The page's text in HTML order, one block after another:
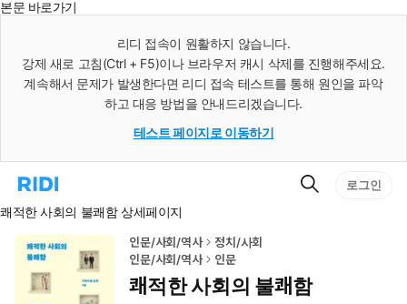
본문 바로가기
리디 접속이 원활하지 않습니다.
강제 새로 고침(Ctrl + F5)이나 브라우저 캐시 삭제를 진행해주세요.
계속해서 문제가 발생한다면 리디 접속 테스트를 통해 원인을 파악
하고 대응 방법을 안내드리겠습니다.
테스트 페이지로 이동하기
리
홈
로
이
검
로그인
쾌적한 사회의 불쾌함 상세페이지
인문/사회/역사
정치/사회
인문/사회/역사
인문
쾌적한 사회의 불쾌함